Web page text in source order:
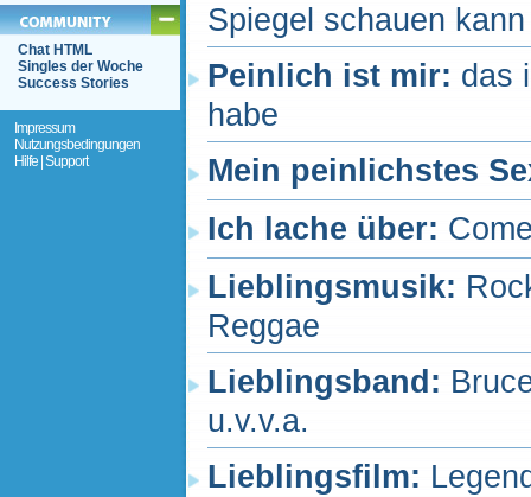
Chat HTML
Singles der Woche
Success Stories
Impressum
Nutzungsbedingungen
Hilfe | Support
Spiegel schauen kann
Peinlich ist mir: das
habe
Mein peinlichstes
Ich lache über:
Lieblingsmusik:
Reggae
Lieblingsband:
u.v.v.a.
Lieblingsfilm: